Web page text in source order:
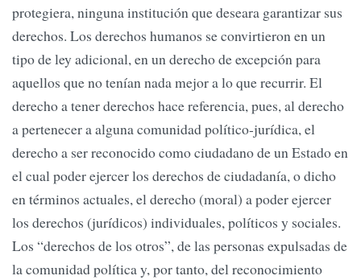
protegiera, ninguna institución que deseara garantizar sus
derechos. Los derechos humanos se convirtieron en un
tipo de ley adicional, en un derecho de excepción para
aquellos que no tenían nada mejor a lo que recurrir. El
derecho a tener derechos hace referencia, pues, al derecho
a pertenecer a alguna comunidad político-jurídica, el
derecho a ser reconocido como ciudadano de un Estado en
el cual poder ejercer los derechos de ciudadanía, o dicho
en términos actuales, el derecho (moral) a poder ejercer
los derechos (jurídicos) individuales, políticos y sociales.
Los “derechos de los otros”, de las personas expulsadas de
la comunidad política y, por tanto, del reconocimiento